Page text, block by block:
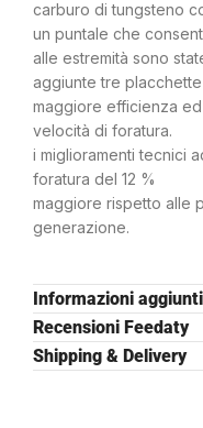
carburo di tungsteno
un puntale che
alle estremità sono
aggiunte tre
maggiore efficienza
velocità di foratura.
i miglioramenti tecnici
foratura del 12 %
maggiore rispetto alle
generazione.
Informazioni
Recensioni Feedaty
Shipping & Delivery